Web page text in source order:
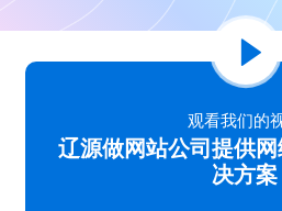
观看我们的
辽源做网站公司提供
决方案